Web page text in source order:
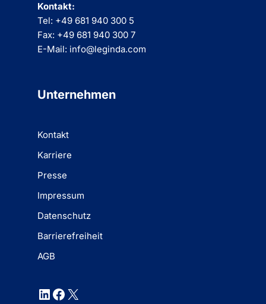
Kontakt:
Tel: +49 681 940 300 5
Fax: +49 681 940 300 7
E-Mail: info@leginda.com
Unternehmen
Kontakt
Karriere
Presse
Impressum
Datenschutz
Barrierefreiheit
AGB